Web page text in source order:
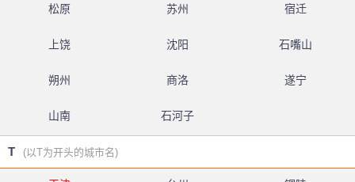
松原 苏州 宿迁
上饶 沈阳 石嘴山
朔州 商洛 遂宁
山南 石河子
T (以T为开头的城市名)